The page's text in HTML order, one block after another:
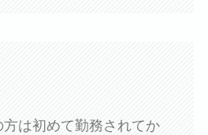
は初めて勤務されてか